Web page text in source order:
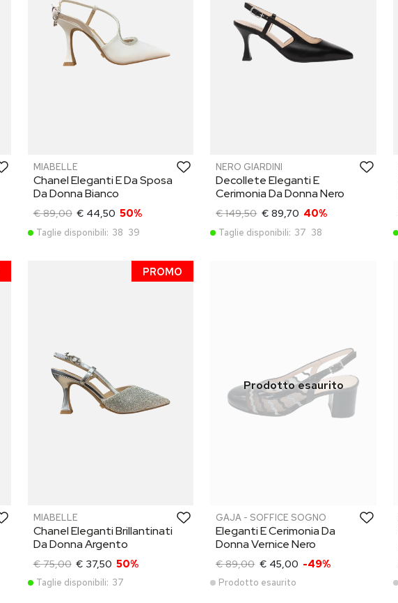
MIABELLE
Chanel Eleganti E Da Sposa
Da Donna Bianco
€ 89,00 € 44,50 50%
Taglie disponibili: 38 39
NERO GIARDINI
Decollete Eleganti E
Cerimonia Da Donna Nero
€ 149,50 € 89,70 40%
Taglie disponibili: 37 38
PROMO
MIABELLE
Chanel Eleganti Brillantinati
Da Donna Argento
€ 75,00 € 37,50 50%
Taglie disponibili: 37
GAJA - SOFFICE SOGNO
Eleganti E Cerimonia Da
Donna Vernice Nero
€ 89,00 € 45,00 -49%
Prodotto esaurito